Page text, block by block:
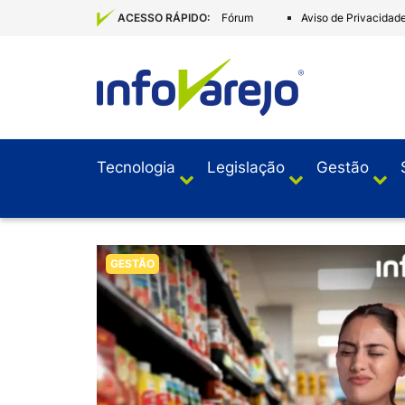
ACESSO RÁPIDO: Fórum Aviso de
Tecnologia Legislação Gestão
GESTÃO